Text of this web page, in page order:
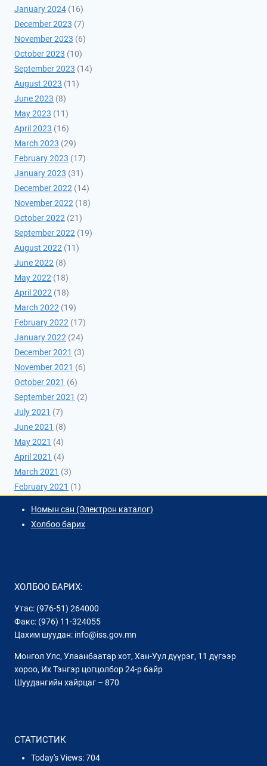
January 2024 (16)
December 2023 (7)
November 2023 (6)
October 2023 (10)
September 2023 (14)
August 2023 (11)
June 2023 (8)
May 2023 (11)
April 2023 (16)
March 2023 (29)
February 2023 (17)
January 2023 (31)
December 2022 (14)
November 2022 (18)
October 2022 (21)
September 2022 (19)
August 2022 (11)
June 2022 (8)
May 2022 (18)
April 2022 (18)
March 2022 (19)
February 2022 (17)
January 2022 (24)
December 2021 (3)
November 2021 (6)
October 2021 (6)
September 2021 (2)
July 2021 (7)
June 2021 (8)
May 2021 (4)
April 2021 (4)
March 2021 (3)
February 2021 (1)
Номын сан (Электрон каталог)
Холбоо барих
ХОЛБОО БАРИХ:
Утас: (976-51) 264000
Факс: (976) 11-324055
Цахим шуудан: info@iss.gov.mn
Монгол Улс, Улаанбаатар хот, Хан-Уул дүүрэг, 11 дүгээр
хороо, Их Тэнгэр цогцолбор 24-р байр
Шуудангийн хайрцаг – 870
СТАТИСТИК
Today's Views:704